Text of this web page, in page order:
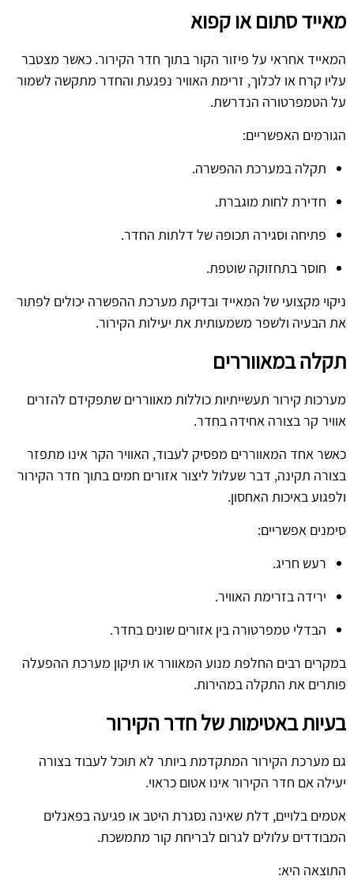
מאייד סתום או קפוא
המאייד אחראי על פיזור הקור בתוך חדר הקירור. כאשר מצטבר
עליו קרח או לכלוך, זרימת האוויר נפגעת והחדר מתקשה לשמור
על הטמפרטורה הנדרשת.
הגורמים האפשריים:
תקלה במערכת ההפשרה.
חדירת לחות מוגברת.
פתיחה וסגירה תכופה של דלתות החדר.
חוסר בתחזוקה שוטפת.
ניקוי מקצועי של המאייד ובדיקת מערכת ההפשרה יכולים לפתור
את הבעיה ולשפר משמעותית את יעילות הקירור.
תקלה במאווררים
מערכות קירור תעשייתיות כוללות מאווררים שתפקידם להזרים
אוויר קר בצורה אחידה בחדר.
כאשר אחד המאווררים מפסיק לעבוד, האוויר הקר אינו מתפזר
בצורה תקינה, דבר שעלול ליצור אזורים חמים בתוך חדר הקירור
ולפגוע באיכות האחסון.
סימנים אפשריים:
רעש חריג.
ירידה בזרימת האוויר.
הבדלי טמפרטורה בין אזורים שונים בחדר.
במקרים רבים החלפת מנוע המאוורר או תיקון מערכת ההפעלה
פותרים את התקלה במהירות.
בעיות באטימות של חדר הקירור
גם מערכת הקירור המתקדמת ביותר לא תוכל לעבוד בצורה
יעילה אם חדר הקירור אינו אטום כראוי.
אטמים בלויים, דלת שאינה נסגרת היטב או פגיעה בפאנלים
המבודדים עלולים לגרום לבריחת קור מתמשכת.
התוצאה היא: